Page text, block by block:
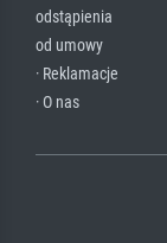
odstąpienia
od umowy
· Reklamacje
· O nas